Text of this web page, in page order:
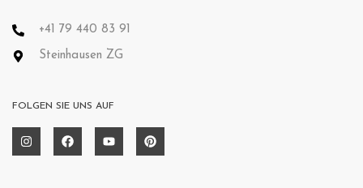
+41 79 440 83 91
Steinhausen ZG
FOLGEN SIE UNS AUF